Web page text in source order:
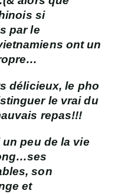
si
par le
ont un
délicieux, le pho
le vrai du
repas!!!
peu de la vie
son
et